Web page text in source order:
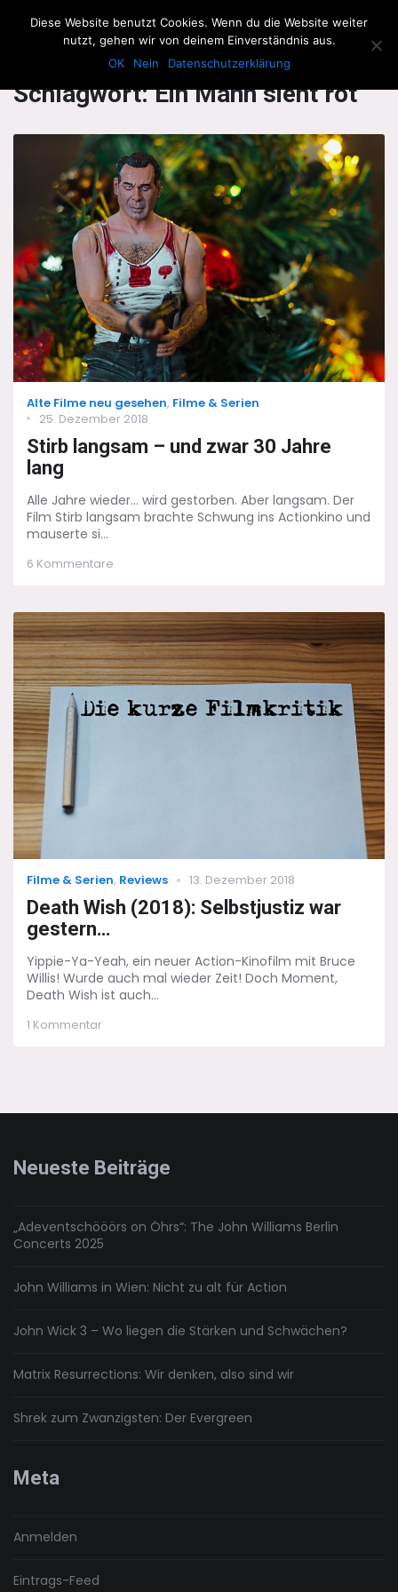
The Howling Men
Schlagwort:Ein Mann sieht rot
Categories
Alte Filme neu gesehen, Filme & Serien
Posted
25. Dezember 2018
Stirb langsam – und zwar 30 Jahre
lang
Alle Jahre wieder... wird gestorben. Aber langsam. Der
Film Stirb langsam brachte Schwung ins Actionkino und
mauserte si...
6 Kommentare
–
und
zwar
30
Jahre
lang
Categories
Filme & Serien, Reviews
Posted
13. Dezember 2018
Death Wish (2018): Selbstjustiz war
gestern…
Yippie-Ya-Yeah, ein neuer Action-Kinofilm mit Bruce
Willis! Wurde auch mal wieder Zeit! Doch Moment,
Death Wish ist auch...
1 Kommentarzu
Neueste Beiträge
„Adeventschööörs on Öhrs“: The John Williams Berlin
Concerts 2025
John Williams in Wien: Nicht zu alt für Action
John Wick 3 – Wo liegen die Stärken und Schwächen?
Matrix Resurrections: Wir denken, also sind wir
Shrek zum Zwanzigsten: Der Evergreen
Meta
Anmelden
Eintrags-Feed
Diese Website benutzt Cookies. Wenn du die Website weiter
nutzt, gehen wir von deinem Einverständnis aus.
OK
Nein Datenschutzerklärung